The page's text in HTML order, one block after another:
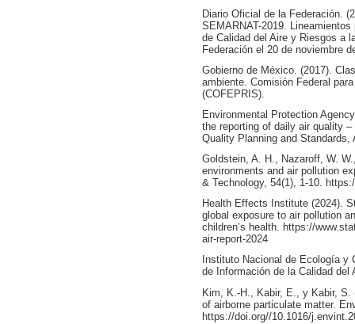
Diario Oficial de la Federación.
SEMARNAT-2019.
de Calidad del Aire y Riesgos a
Federación el 20 de noviembre
Gobierno de México. (2017).
ambiente. Comisión Federal
(COFEPRIS).
Environmental Protection
the reporting of daily air quality
Quality Planning and
Goldstein, A. H., Nazaroff, W.
environments and air pollution
& Technology, 54(1), 1-10.
Health Effects Institute (2024).
global exposure to air pollution
children’s health. https://
air-report-2024
Instituto Nacional de Ecología y
de Información de la Calidad
Kim, K.-H., Kabir, E., y Kabir, S.
of airborne particulate matter.
https://doi.org//10.1016/